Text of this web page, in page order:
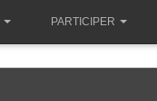
PARTICIPER